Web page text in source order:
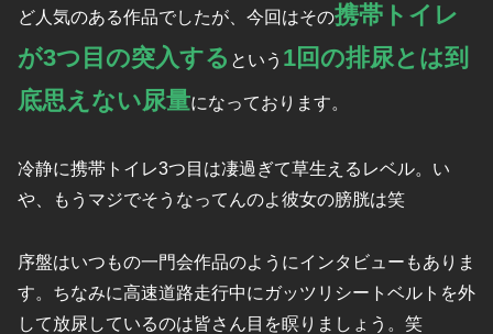
ど人気のある作品でしたが、今回はその携帯トイレ
が3つ目の突入する という 1回の排尿とは到
底思えない尿量になっております。
冷静に携帯トイレ3つ目は凄過ぎて草生えるレベル。い
や、もうマジでそうなってんのよ彼女の膀胱は笑
序盤はいつもの一門会作品のようにインタビューもありま
す。ちなみに高速道路走行中にガッツリシートベルトを外
して放尿しているのは皆さん目を瞑りましょう。笑